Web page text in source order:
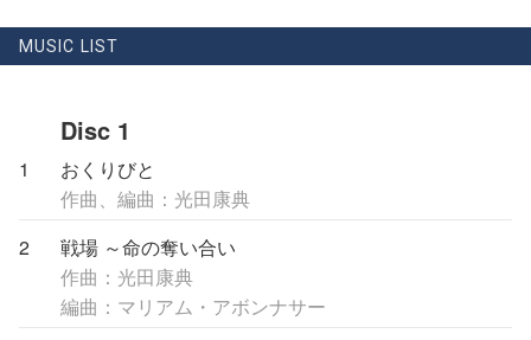
MUSIC LIST
Disc 1
1
おくりびと
作曲、編曲：光田康典
2
戦場 ～命の奪い合い
作曲：光田康典
編曲：マリアム・アボンナサー